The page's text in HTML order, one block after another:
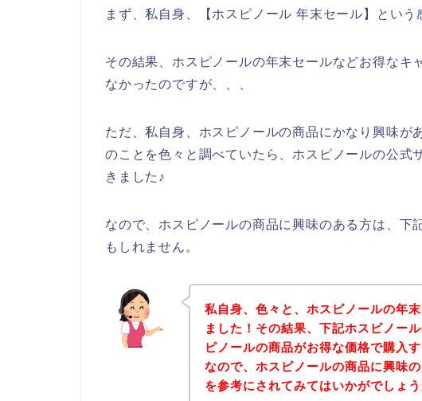
まず、私自身、【ホスピノール 年末セール】という
その結果、ホスピノールの年末セールなどお得なキ
なかったのですが、、、
ただ、私自身、ホスピノールの商品にかなり興味が
のことを色々と調べていたら、ホスピノールの公式
きました♪
なので、ホスピノールの商品に興味のある方は、下
もしれません。
私自身、色々と、ホスピノールの年
ました！その結果、下記ホスピノー
ピノールの商品がお得な価格で購入
なので、ホスピノールの商品に興味
を参考にされてみてはいかがでしょう